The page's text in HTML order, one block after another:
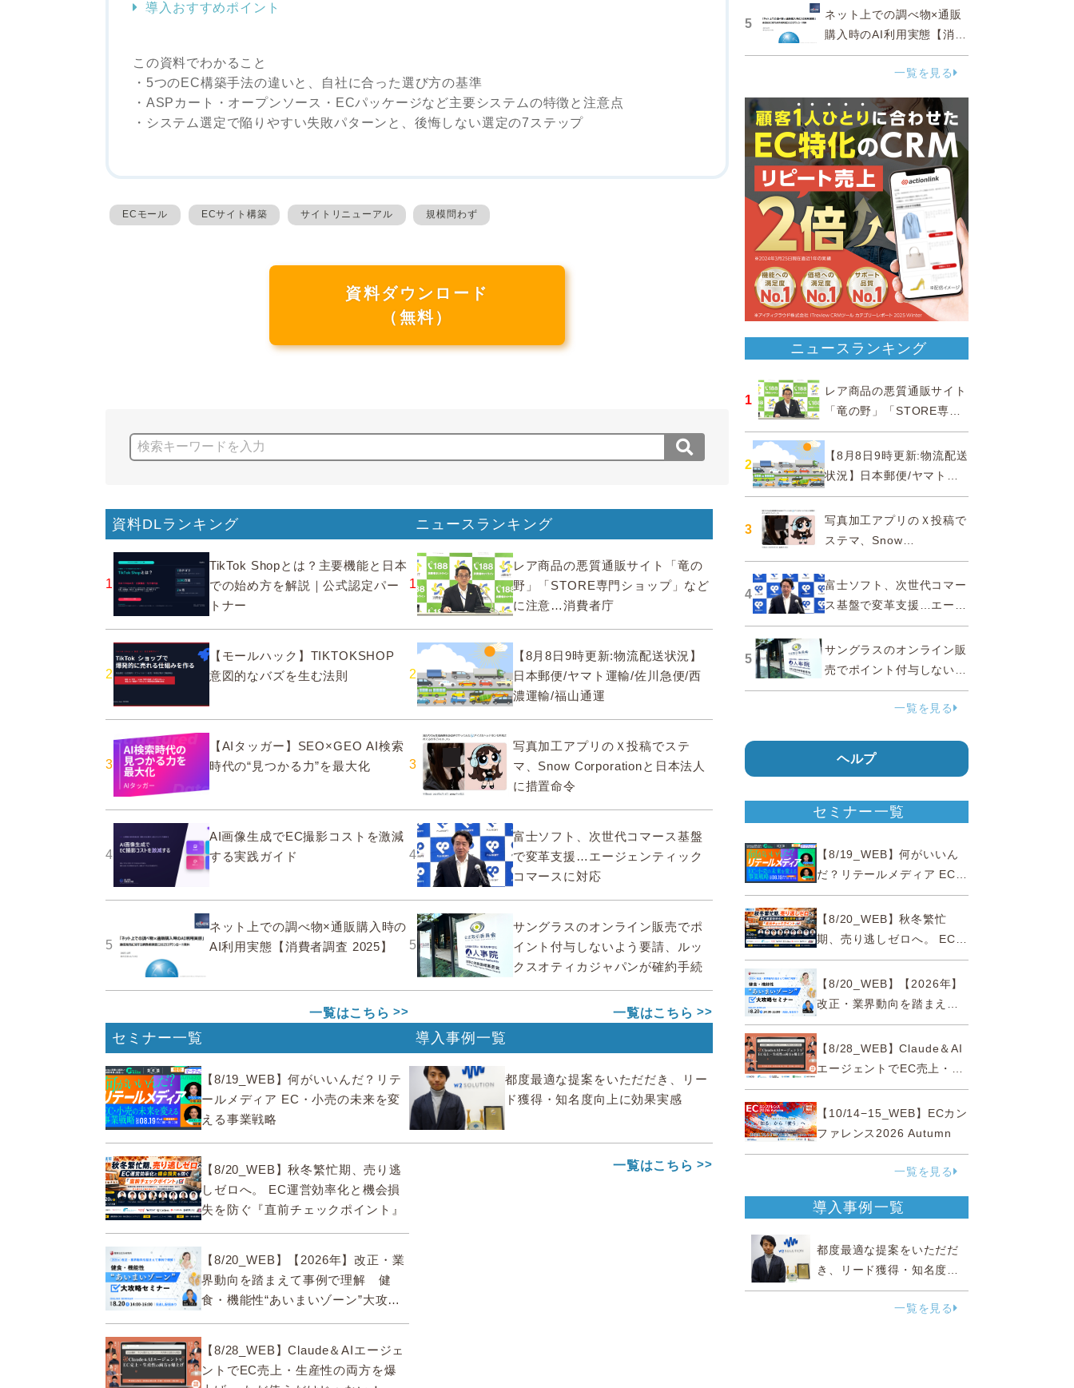
導入おすすめポイント
この資料でわかること
・5つのEC構築手法の違いと、自社に合った選び方の基準
・ASPカート・オープンソース・ECパッケージなど主要システムの特徴と注意点
・システム選定で陥りやすい失敗パターンと、後悔しない選定の7ステップ
ECモール ECサイト構築 サイトリニューアル 規模問わず
資料ダウンロード
（無料）
資料DLランキング
1
TikTok Shopとは？主要機能と日本
での始め方を解説｜公式認定パー
トナー
2
【モールハック】TIKTOKSHOP
意図的なバズを生む法則
3
【AIタッガー】SEO×GEO AI検索
時代の“見つかる力”を最大化
4
AI画像生成でEC撮影コストを激減
する実践ガイド
5
ネット上での調べ物×通販購入時の
AI利用実態【消費者調査 2025】
一覧はこちら
ニュースランキング
1
レア商品の悪質通販サイト「竜の
野」「STORE専門ショップ」など
に注意…消費者庁
2
【8月8日9時更新:物流配送状況】
日本郵便/ヤマト運輸/佐川急便/西
濃運輸/福山通運
3
写真加工アプリのＸ投稿でステ
マ、Snow Corporationと日本法人
に措置命令
4
富士ソフト、次世代コマース基盤
で変革支援…エージェンティック
コマースに対応
5
サングラスのオンライン販売でポ
イント付与しないよう要請、ルッ
クスオティカジャパンが確約手続
一覧はこちら
セミナー一覧
【8/19_WEB】何がいいんだ？リテ
ールメディア EC・小売の未来を変
える事業戦略
【8/20_WEB】秋冬繁忙期、売り逃
しゼロへ。 EC運営効率化と機会損
失を防ぐ『直前チェックポイント』
【8/20_WEB】【2026年】改正・業
界動向を踏まえて事例で理解 健
食・機能性“あいまいゾーン”大攻略
【8/28_WEB】Claude＆AIエージェ
ントでEC売上・生産性の両方を爆
導入事例一覧
都度最適な提案をいただだき、リー
ド獲得・知名度向上に効果実感
一覧はこちら
5
ネット上での調べ物×通販
購入時のAI利用実態【消費
者調査 2025】
一覧を見る
ニュースランキング
1
レア商品の悪質通販サイト
「竜の野」「STORE専門
ショップ」などに注意…消
費者庁
2
【8月8日9時更新:物流配送
状況】日本郵便/ヤマト運
輸/佐川急便/西濃運輸/福山
通運
3
写真加工アプリのＸ投稿で
ステマ、Snow
Corporationと日本法人に
措置命令
4
富士ソフト、次世代コマー
ス基盤で変革支援…エージ
ェンティックコマースに対
応
5
サングラスのオンライン販
売でポイント付与しないよ
う要請、ルックスオティカ
ジャパンが確約手続
一覧を見る
ヘルプ
セミナー一覧
【8/19_WEB】何がいいん
だ？リテールメディア EC・
小売の未来を変える事業戦
略【8/20_WEB】秋冬繁忙
期、売り逃しゼロへ。 EC運
営効率化と機会損失を防ぐ
『直前チェックポイント』
【8/20_WEB】【2026年】
改正・業界動向を踏まえて
事例で理解 健食・機能
性“あいまいゾーン”大攻略セ
ミナー
【8/28_WEB】Claude＆AI
エージェントでEC売上・生
産性の両方を爆上げ ～ただ
使うだけじゃない！&qu...
【10/14−15_WEB】ECカン
ファレンス2026 Autumn
一覧を見る
導入事例一覧
都度最適な提案をいただだ
き、リード獲得・知名度向
上に効果実感
一覧を見る